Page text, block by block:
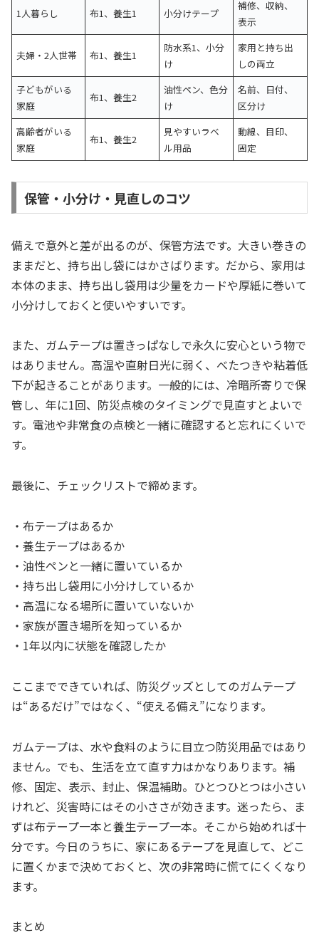
1人暮らし 布1、養生1 小分けテープ
補修、収納、
表示
夫婦・2人世帯 布1、養生1
防水系1、小分
け
家用と持ち出
しの両立
子どもがいる
家庭
布1、養生2
油性ペン、色分
け
名前、日付、
区分け
高齢者がいる
家庭
布1、養生2
見やすいラベ
ル用品
動線、目印、
固定
保管・小分け・見直しのコツ
備えで意外と差が出るのが、保管方法です。大きい巻きの
ままだと、持ち出し袋にはかさばります。だから、家用は
本体のまま、持ち出し袋用は少量をカードや厚紙に巻いて
小分けしておくと使いやすいです。
また、ガムテープは置きっぱなしで永久に安心という物で
はありません。高温や直射日光に弱く、べたつきや粘着低
下が起きることがあります。一般的には、冷暗所寄りで保
管し、年に1回、防災点検のタイミングで見直すとよいで
す。電池や非常食の点検と一緒に確認すると忘れにくいで
す。
最後に、チェックリストで締めます。
・布テープはあるか
・養生テープはあるか
・油性ペンと一緒に置いているか
・持ち出し袋用に小分けしているか
・高温になる場所に置いていないか
・家族が置き場所を知っているか
・1年以内に状態を確認したか
ここまでできていれば、防災グッズとしてのガムテープ
は“あるだけ”ではなく、“使える備え”になります。
ガムテープは、水や食料のように目立つ防災用品ではあり
ません。でも、生活を立て直す力はかなりあります。補
修、固定、表示、封止、保温補助。ひとつひとつは小さい
けれど、災害時にはその小ささが効きます。迷ったら、ま
ずは布テープ一本と養生テープ一本。そこから始めれば十
分です。今日のうちに、家にあるテープを見直して、どこ
に置くかまで決めておくと、次の非常時に慌てにくくなり
ます。
まとめ